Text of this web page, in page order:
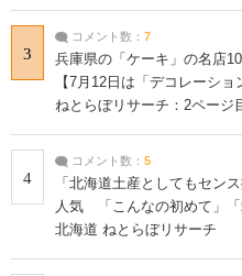
3
コメント数： 7
兵庫県の「ケーキ」の名店
【7月12日は「デコレーシ
ねとらぼリサーチ：2ページ
4
コメント数： 5
「北海道土産としてもセン
人気 「こんなの初めて」「
北海道 ねとらぼリサーチ